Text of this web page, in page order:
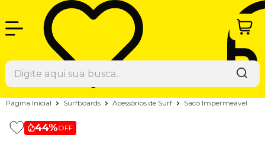
Página Inicial Surfboards Acessórios de Surf Saco Impermeável
44%OFF